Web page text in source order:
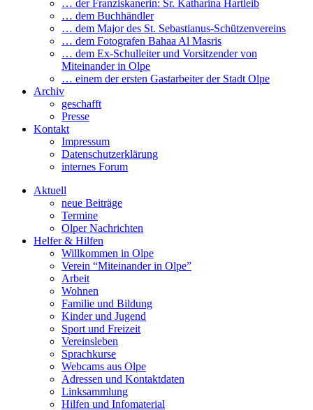
… der Franziskanerin: Sr. Katharina Hartleib
… dem Buchhändler
… dem Major des St. Sebastianus-Schützenvereins
… dem Fotografen Bahaa Al Masris
… dem Ex-Schulleiter und Vorsitzender von
Miteinander in Olpe
… einem der ersten Gastarbeiter der Stadt Olpe
Archiv
geschafft
Presse
Kontakt
Impressum
Datenschutzerklärung
internes Forum
Aktuell
neue Beiträge
Termine
Olper Nachrichten
Helfer & Hilfen
Willkommen in Olpe
Verein “Miteinander in Olpe”
Arbeit
Wohnen
Familie und Bildung
Kinder und Jugend
Sport und Freizeit
Vereinsleben
Sprachkurse
Webcams aus Olpe
Adressen und Kontaktdaten
Linksammlung
Hilfen und Infomaterial